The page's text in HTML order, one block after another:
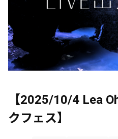
【2025/10/4 Lea
クフェス】